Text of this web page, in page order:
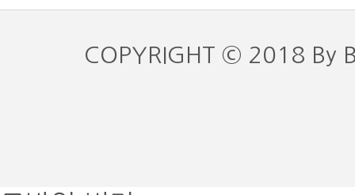
COPYRIGHT © 2018 By